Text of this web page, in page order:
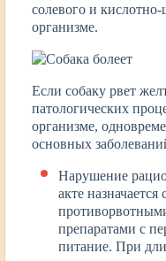
солевого и
организме.
Если собаку рвет
патологических
организме,
основных
Нарушение
акте
препаратами с
питание. При